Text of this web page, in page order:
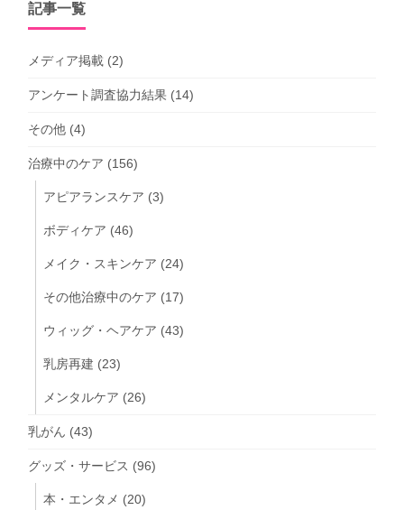
記事一覧
メディア掲載 (2)
アンケート調査協力結果 (14)
その他 (4)
治療中のケア (156)
アピアランスケア (3)
ボディケア (46)
メイク・スキンケア (24)
その他治療中のケア (17)
ウィッグ・ヘアケア (43)
乳房再建 (23)
メンタルケア (26)
乳がん (43)
グッズ・サービス (96)
本・エンタメ (20)